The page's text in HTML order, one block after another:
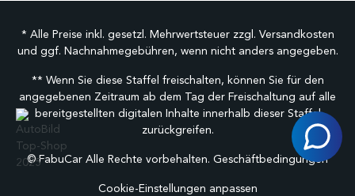
* Alle Preise inkl. gesetzl. Mehrwertsteuer zzgl. Versandkosten
und ggf. Nachnahmegebühren, wenn nicht anders angegeben.
** Wenn Sie diese Staffel freischalten, können Sie für den
angegebenen Zeitraum ab dem Tag der Freischaltung auf alle
bereitgestellten digitalen Inhalte innerhalb dieser Staffel
zurückgreifen.
©FabuCar Alle Rechte vorbehalten. Geschäftbedingungen
Cookie-Einstellungen anpassen